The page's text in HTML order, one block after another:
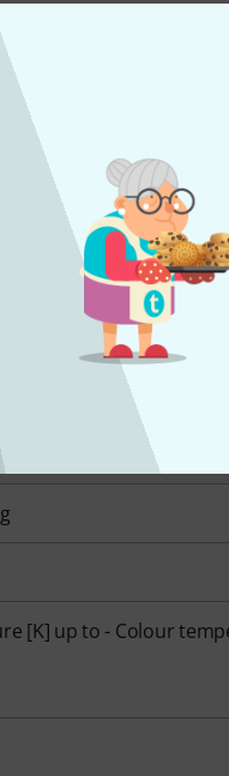
IP54
100 V - 240 V / 50 - 60
750 watt
konzollal: 29,9 x
kb. 5,7 kg /
reflektort, 1x 5m
660c EPP szállítódobozt
garancia
garancia
[K] up to - Colour